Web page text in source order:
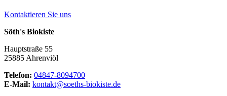
Kontaktieren Sie uns
Söth's Biokiste
Hauptstraße 55
25885 Ahrenviöl
Telefon: 04847-8094700
E-Mail: kontakt@soeths-biokiste.de